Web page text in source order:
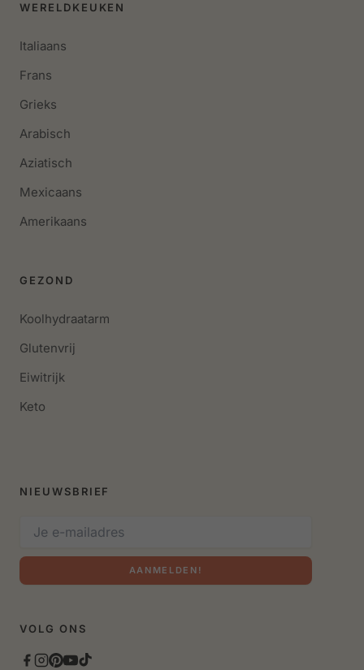
WERELDKEUKEN
Italiaans
Frans
Grieks
Arabisch
Aziatisch
Mexicaans
Amerikaans
GEZOND
Koolhydraatarm
Glutenvrij
Eiwitrijk
Keto
NIEUWSBRIEF
AANMELDEN!
VOLG ONS